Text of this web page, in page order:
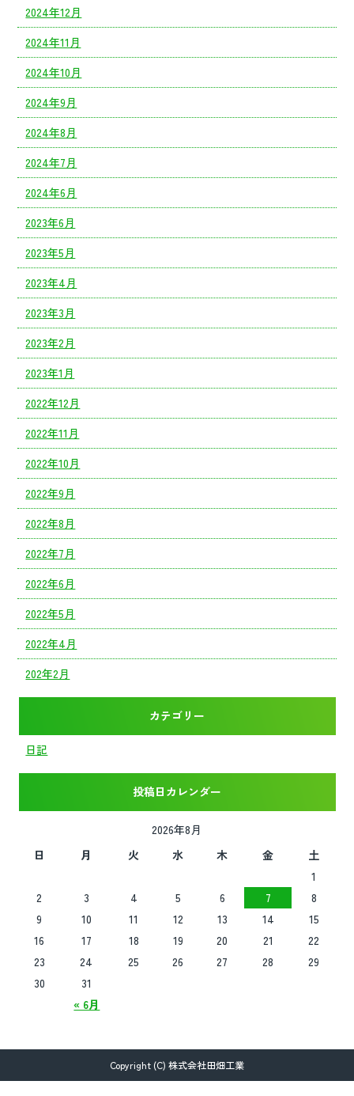
2024年12月
2024年11月
2024年10月
2024年9月
2024年8月
2024年7月
2024年6月
2023年6月
2023年5月
2023年4月
2023年3月
2023年2月
2023年1月
2022年12月
2022年11月
2022年10月
2022年9月
2022年8月
2022年7月
2022年6月
2022年5月
2022年4月
202年2月
カテゴリー
日記
投稿日カレンダー
2026年8月
日
月 火 水 木 金 土
« 6月
1
2
3 4 5 6 7
8
9
10 11 12 13 14
15
16
17 18 19 20 21
22
23
24 25 26 27 28
29
30
31
Copyright (C) 株式会社田畑工業